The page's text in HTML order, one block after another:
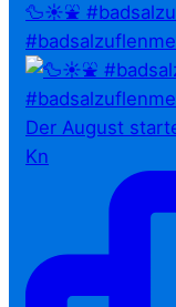
🦆☀️⛲
Der August
Kn